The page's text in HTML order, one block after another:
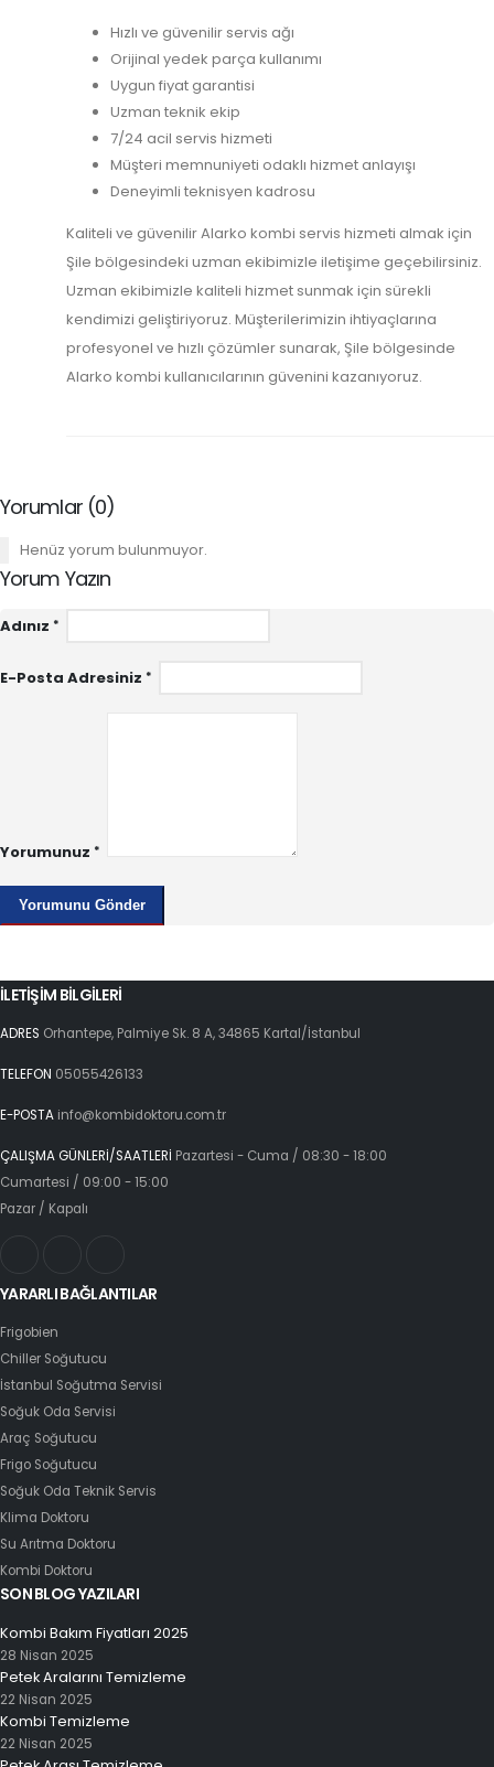
Hızlı ve güvenilir servis ağı
Orijinal yedek parça kullanımı
Uygun fiyat garantisi
Uzman teknik ekip
7/24 acil servis hizmeti
Müşteri memnuniyeti odaklı hizmet anlayışı
Deneyimli teknisyen kadrosu
Kaliteli ve güvenilir Alarko kombi servis hizmeti almak için
Şile bölgesindeki uzman ekibimizle iletişime geçebilirsiniz.
Uzman ekibimizle kaliteli hizmet sunmak için sürekli
kendimizi geliştiriyoruz. Müşterilerimizin ihtiyaçlarına
profesyonel ve hızlı çözümler sunarak, Şile bölgesinde
Alarko kombi kullanıcılarının güvenini kazanıyoruz.
Yorumlar (0)
Henüz yorum bulunmuyor.
Yorum Yazın
Adınız
E-Posta Adresiniz
Yorumunuz
İLETİŞİM BİLGİLERİ
ADRES Orhantepe, Palmiye Sk. 8 A, 34865 Kartal/İstanbul
TELEFON 05055426133
E-POSTA info@kombidoktoru.com.tr
ÇALIŞMA GÜNLERİ/SAATLERİ Pazartesi - Cuma / 08:30 - 18:00
Cumartesi / 09:00 - 15:00
Pazar / Kapalı
YARARLI BAĞLANTILAR
Frigobien
Chiller Soğutucu
İstanbul Soğutma Servisi
Soğuk Oda Servisi
Araç Soğutucu
Frigo Soğutucu
Soğuk Oda Teknik Servis
Klima Doktoru
Su Arıtma Doktoru
Kombi Doktoru
SON BLOG YAZILARI
Kombi Bakım Fiyatları 2025
28 Nisan 2025
Petek Aralarını Temizleme
22 Nisan 2025
Kombi Temizleme
22 Nisan 2025